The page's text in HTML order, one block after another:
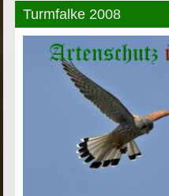
Turmfalke 2008